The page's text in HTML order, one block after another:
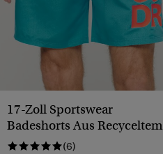
17-Zoll Sportswear
Badeshorts Aus Recyceltem
Material Mit Logo
(6)